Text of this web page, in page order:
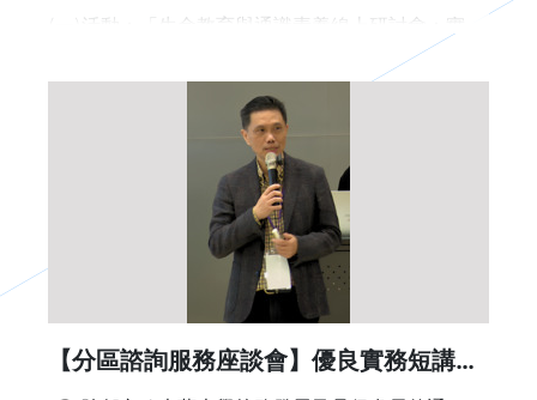
系 教授
講者：吳政憲/國立中興大學歷史系 教授、文學院 院
講題：無限時空的跨校聯盟HUB
講者：邱佳慧/臺北醫學大學 副教授、通識教育中心
講題：跨校選課與數位學習平台的實踐經驗分享
講者：張哲維/國立臺灣體育大學運動休閒學系 教授
(一)活動：「生命教育與通識素養線上研討會：實
(二)議程如附件。
(三)時間：114年3月26日（週三）13:30至3月27日
(四)報名方式：採線上報名，網址：https://forms.gl
e/pqfiCTLrutxw1Hqo7
(五)會議網址：https://meet.google.com/rpj-wmw
※(六)本活動可依照實際參加時數核發研習證明。3月
26日下午核發2小時。3月27日上午核發2小時，下
【分區諮詢服務座談會】優良實務短講：